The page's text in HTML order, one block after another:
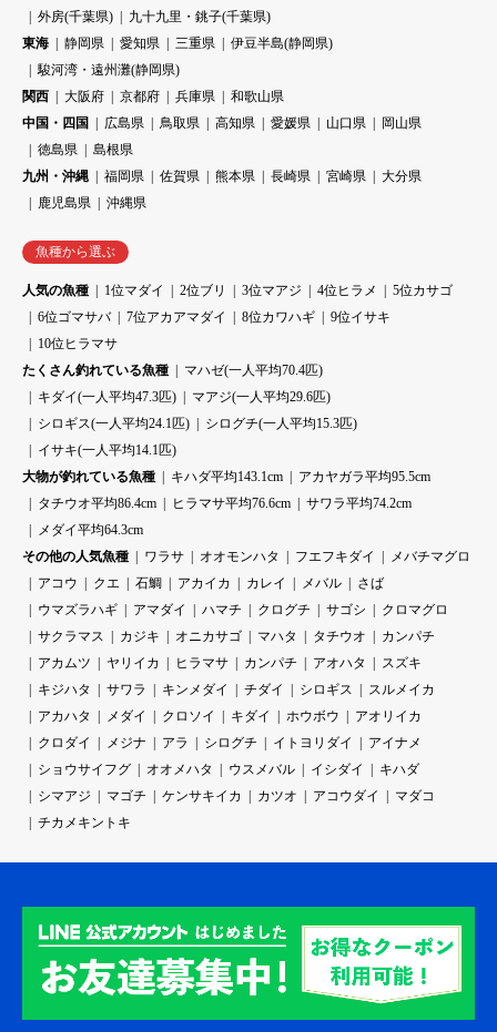
外房(千葉県)
九十九里・銚子(千葉県)
東海
静岡県 愛知県 三重県
伊豆半島(静岡県)
駿河湾・遠州灘(静岡県)
関西
大阪府 京都府 兵庫県
和歌山県
中国・四国
広島県 鳥取県 高知県 愛媛県 山口県
岡山県
徳島県
島根県
九州・沖縄
福岡県 佐賀県 熊本県 長崎県 宮崎県
大分県
鹿児島県
沖縄県
魚種から選ぶ
人気の魚種 1位マダイ 2位ブリ 3位マアジ 4位ヒラメ
5位カサゴ
6位ゴマサバ
7位アカアマダイ 8位カワハギ
9位イサキ
10位ヒラマサ
たくさん釣れている魚種
マハゼ(一人平均70.4匹)
キダイ(一人平均47.3匹)
マアジ(一人平均29.6匹)
シロギス(一人平均24.1匹)
シログチ(一人平均15.3匹)
イサキ(一人平均14.1匹)
大物が釣れている魚種
キハダ平均143.1cm
アカヤガラ平均95.5cm
タチウオ平均86.4cm
ヒラマサ平均76.6cm
サワラ平均74.2cm
メダイ平均64.3cm
その他の人気魚種
ワラサ オオモンハタ フエフキダイ
メバチマグロ
アコウ
クエ 石鯛 アカイカ カレイ メバル
さば
ウマズラハギ
アマダイ ハマチ クログチ サゴシ
クロマグロ
サクラマス
カジキ オニカサゴ マハタ タチウオ
カンパチ
アカムツ
ヤリイカ ヒラマサ カンパチ アオハタ
スズキ
キジハタ
サワラ キンメダイ チダイ シロギス
スルメイカ
アカハタ
メダイ クロソイ キダイ ホウボウ
アオリイカ
クロダイ
メジナ アラ シログチ イトヨリダイ
アイナメ
ショウサイフグ
オオメハタ ウスメバル イシダイ
キハダ
シマアジ
マゴチ ケンサキイカ カツオ アコウダイ
マダコ
チカメキントキ